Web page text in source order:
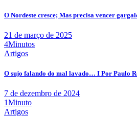
O Nordeste cresce; Mas precisa vencer
21 de março de 2025
4Minutos
Artigos
O sujo falando do mal lavado… I Por Paulo
7 de dezembro de 2024
1Minuto
Artigos